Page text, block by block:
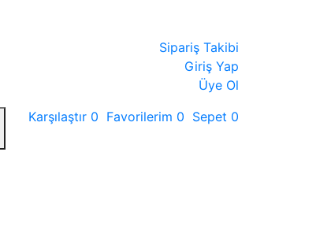
Sipariş Takibi
Giriş Yap
Üye Ol
Karşılaştır 0 Favorilerim 0 Sepet 0